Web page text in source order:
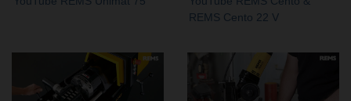
REMS Cento 22 V